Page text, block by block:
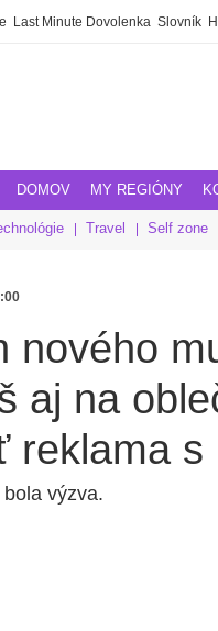
Last Minute Dovolenka Slovník
DOMOV MY REGIÓNY
Travel Self zone
nového
aj na
reklama s
výzva.